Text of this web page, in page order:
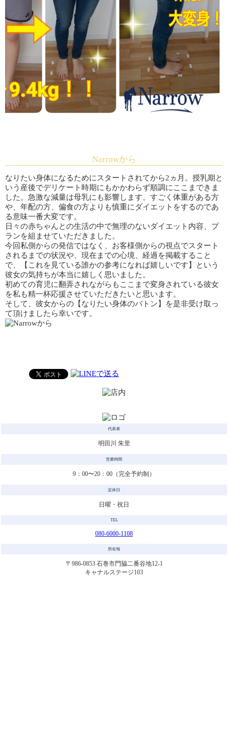
Narrowから
なりたい身体になるためにスタートされてから2ヵ月。授乳期と
いう産後でデリケート時期にもかかわらず順調にここまできま
した。急激な減量は母乳にも影響します。すごく体重がある方
や、年配の方、偏食の方よりも慎重にダイエットをするのであ
る意味一番大変です。
日々の赤ちゃんとの生活の中で無理のないダイエット内容、プ
ランを組ませていただきました。
今回私側からの発信ではなく、お客様側からの視点でスタート
されるまでの状況や、現在までの心境、経過を掲載すること
で、【これを見ている誰かの参考になれば嬉しいです】という
彼女の気持ちが本当に嬉しく思いました。
初めての育児に翻弄されながらもここまで変身されている彼女
を私も精一杯応援させていただきたいと思います。
そして、彼女からの【なりたい身体のバトン】を是非受け取っ
て頂けましたら幸いです。
代表者
明田川 朱里
営業時間
9：00〜20：00（完全予約制）
定休日
日曜・祝日
TEL
080-6000-1108
所在地
〒986-0853 石巻市門脇二番谷地12-1
キャナルステージ103